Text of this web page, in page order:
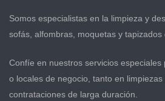
Somos especialistas en la limpieza y
sofás, alfombras, moquetas y tapizados
Confíe en nuestros servicios
o locales de negocio, tanto en
contrataciones de larga duración.